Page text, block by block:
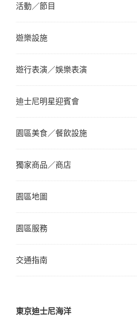
活動／節目
遊樂設施
遊行表演／娛樂表演
迪士尼明星迎賓會
園區美食／餐飲設施
獨家商品／商店
園區地圖
園區服務
交通指南
東京迪士尼海洋